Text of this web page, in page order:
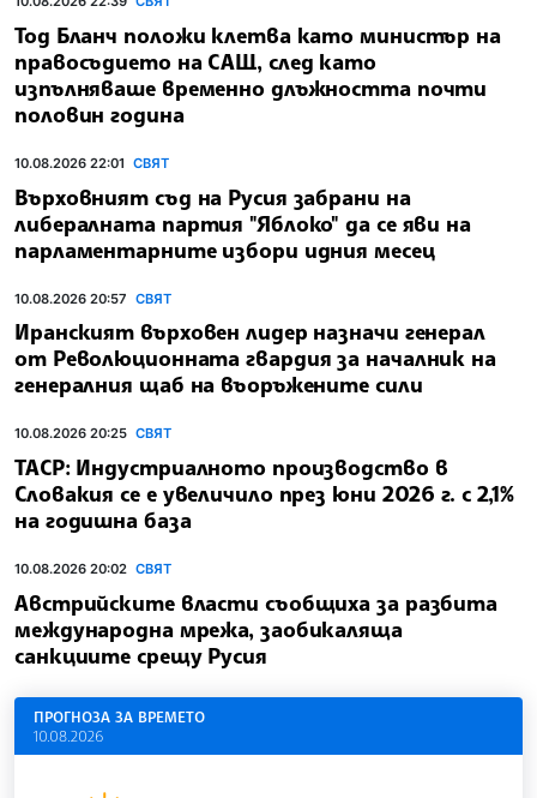
Тод Бланч положи клетва като министър на
правосъдието на САЩ, след като
изпълняваше временно длъжността почти
половин година
10.08.2026 22:01 СВЯТ
Върховният съд на Русия забрани на
либералната партия "Яблоко" да се яви на
парламентарните избори идния месец
10.08.2026 20:57 СВЯТ
Иранският върховен лидер назначи генерал
от Революционната гвардия за началник на
генералния щаб на въоръжените сили
10.08.2026 20:25 СВЯТ
ТАСР: Индустриалното производство в
Словакия се е увеличило през юни 2026 г. с 2,1%
на годишна база
10.08.2026 20:02 СВЯТ
Австрийските власти съобщиха за разбита
международна мрежа, заобикаляща
санкциите срещу Русия
ПРОГНОЗА ЗА ВРЕМЕТО
10.08.2026